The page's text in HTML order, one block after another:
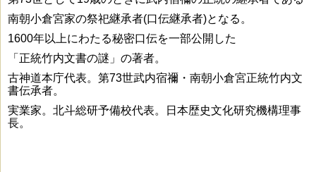
南朝小倉宮家の祭祀継承者(口伝継承者)となる。
1600年以上にわたる秘密口伝を一部公開した
「正統竹内文書の謎」 の著者。
古神道本庁代表。 第73世武内宿禰・南朝小倉宮正統竹内文
書伝承者。
実業家。 北斗総研予備校代表。 日本歴史文化研究機構理事
長。